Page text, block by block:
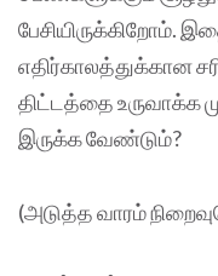
பேசியிருக்கிறோம்.
எதிர்காலத்துக்கான
திட்டத்தை உருவாக்க
இருக்க வேண்டும்?
(அடுத்த வாரம்